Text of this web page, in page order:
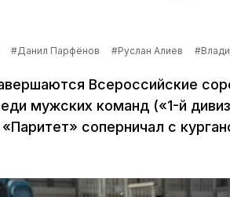
#Данил Парфёнов #Руслан Алиев
Всероссийские
мужских команд («1-й
соперничал с